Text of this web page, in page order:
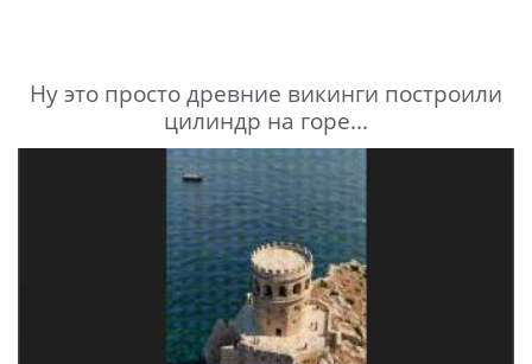
Ну это просто древние викинги построили
цилиндр на горе...